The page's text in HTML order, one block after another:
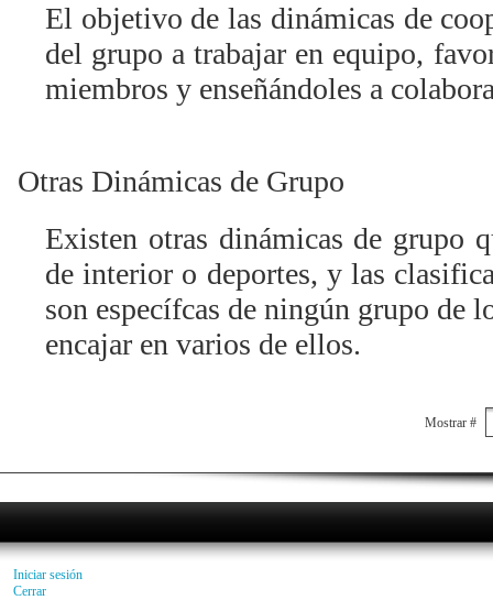
El objetivo de las dinámicas de
del grupo a trabajar en equipo,
miembros y enseñándoles a
Otras Dinámicas de Grupo
Existen otras dinámicas de grupo
de interior o deportes, y las
son específcas de ningún grupo de
encajar en varios de ellos.
Mostrar #
Iniciar sesión
Cerrar